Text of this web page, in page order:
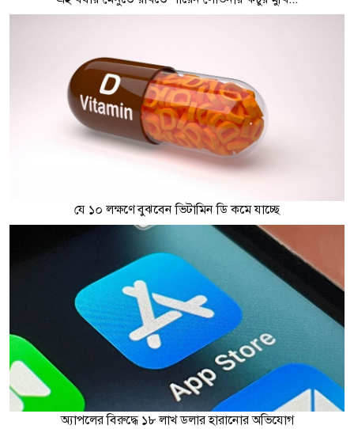
যে ১০ লক্ষণে বুঝবেন ভিটামিন ডি কমে যাচ্ছে
অ্যাপলের বিরুদ্ধে ১৮ লাখ ডলার হারানোর অভিযোগ